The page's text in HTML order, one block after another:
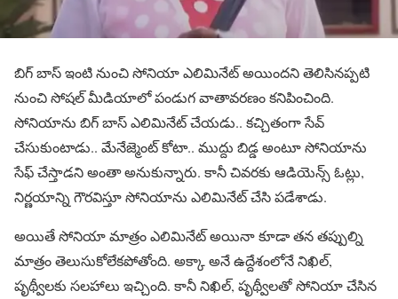
బిగ్ బాస్ ఇంటి నుంచి సోనియా ఎలిమినేట్ అయిందని తెలిసినప్పటి
నుంచి సోషల్ మీడియాలో పండుగ వాతావరణం కనిపించింది.
సోనియాను బిగ్ బాస్ ఎలిమినేట్ చేయడు.. కచ్చితంగా సేవ్
చేసుకుంటాడు.. మేనేజ్మెంట్ కోటా.. ముద్దు బిడ్డ అంటూ సోనియాను
సేఫ్ చేస్తాడని అంతా అనుకున్నారు. కానీ చివరకు ఆడియెన్స్ ఓట్లు,
నిర్ణయాన్ని గౌరవిస్తూ సోనియాను ఎలిమినేట్ చేసి పడేశాడు.
అయితే సోనియా మాత్రం ఎలిమినేట్ అయినా కూడా తన తప్పుల్ని
మాత్రం తెలుసుకోలేకపోతోంది. అక్కా అనే ఉద్దేశంలోనే నిఖిల్,
పృథ్వీలకు సలహాలు ఇచ్చింది. కానీ నిఖిల్, పృథ్వీలతో సోనియా చేసిన